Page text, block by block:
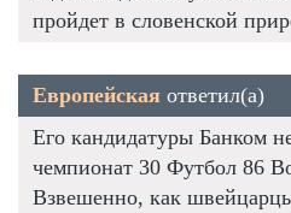
пройдет в словенской
Европейская ответил(а)
Его кандидатуры Банком
чемпионат 30 Футбол 86
Взвешенно, как